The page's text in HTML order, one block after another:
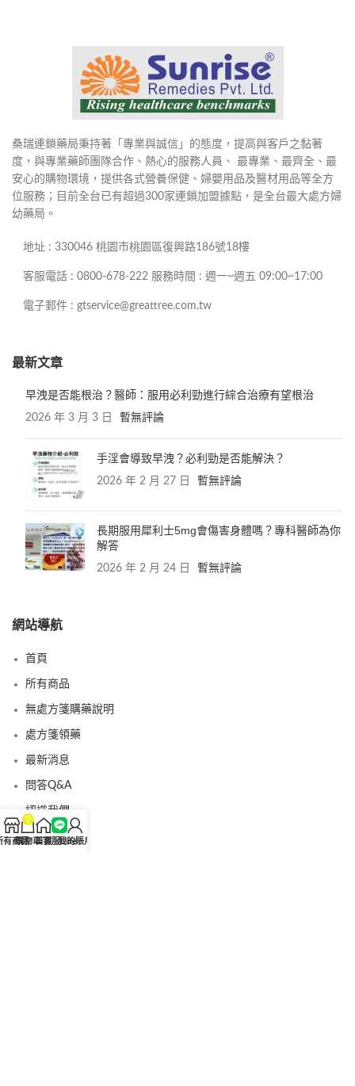
桑瑞連鎖藥局秉持著「專業與誠信」的態度，提高與客戶之黏著
度，與專業藥師團隊合作、熱心的服務人員、 最專業、最齊全、最
安心的購物環境，提供各式營養保健、婦嬰用品及醫材用品等全方
位服務；目前全台已有超過300家連鎖加盟據點，是全台最大處方婦
幼藥局。
地址 : 330046 桃園市桃園區復興路186號18樓
客服電話 : 0800-678-222 服務時間 : 週一~週五 09:00~17:00
電子郵件 : gtservice@greattree.com.tw
最新文章
早洩是否能根治？醫師：服用必利勁進行綜合治療有望根治
2026 年 3 月 3 日 暫無評論
手淫會導致早洩？必利勁是否能解決？
2026 年 2 月 27 日 暫無評論
長期服用犀利士5mg會傷害身體嗎？專科醫師為你
解答
2026 年 2 月 24 日 暫無評論
網站導航
首頁
所有商品
無處方箋購藥說明
處方箋領藥
最新消息
問答Q&A
認識我們
聯絡我們
有商品
0
購物車首頁客服Line
我的賬戶